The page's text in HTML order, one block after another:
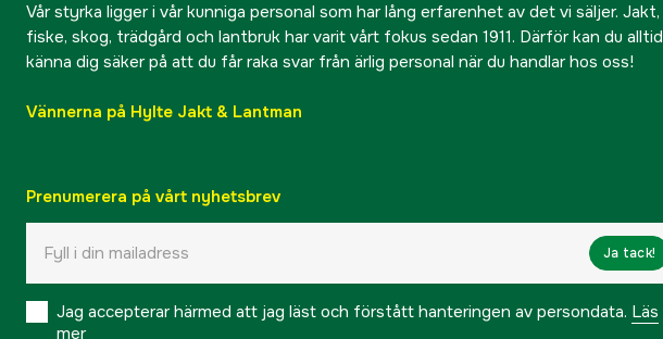
Vår styrka ligger i vår kunniga personal som har lång erfarenhet av det vi säljer. Jakt,
fiske, skog, trädgård och lantbruk har varit vårt fokus sedan 1911. Därför kan du alltid
känna dig säker på att du får raka svar från ärlig personal när du handlar hos oss!
Vännerna på Hylte Jakt & Lantman
Prenumerera på vårt nyhetsbrev
Ja tack!
Jag accepterar härmed att jag läst och förstått hanteringen av persondata. Läs
mer